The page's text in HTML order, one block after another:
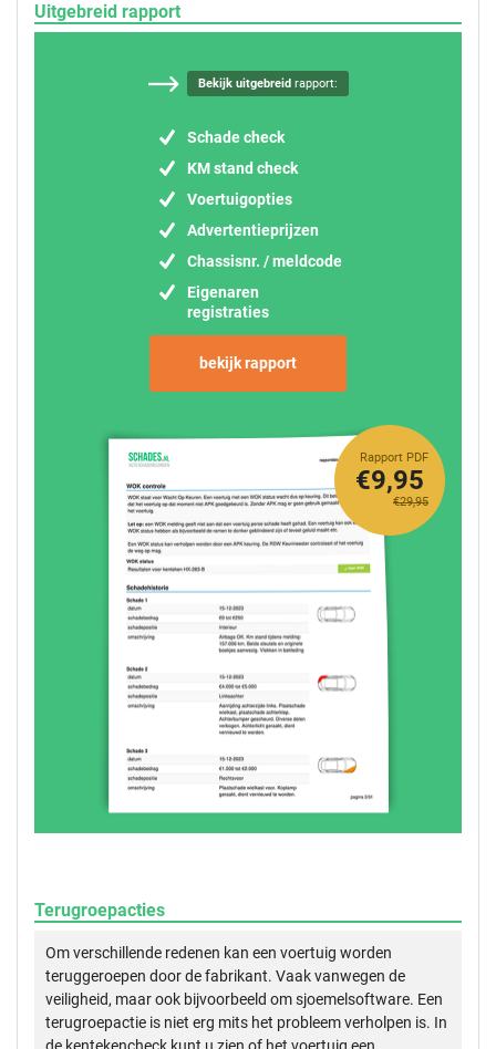
Uitgebreid rapport
Bekijk uitgebreidrapport:
Schade check
KM stand check
Voertuigopties
Advertentieprijzen
Chassisnr. / meldcode
Eigenaren
registraties
bekijk rapport
Rapport PDF
€29,95
€9,95
Terugroepacties
Om verschillende redenen kan een voertuig worden
teruggeroepen door de fabrikant. Vaak vanwegen de
veiligheid, maar ook bijvoorbeeld om sjoemelsoftware. Een
terugroepactie is niet erg mits het probleem verholpen is. In